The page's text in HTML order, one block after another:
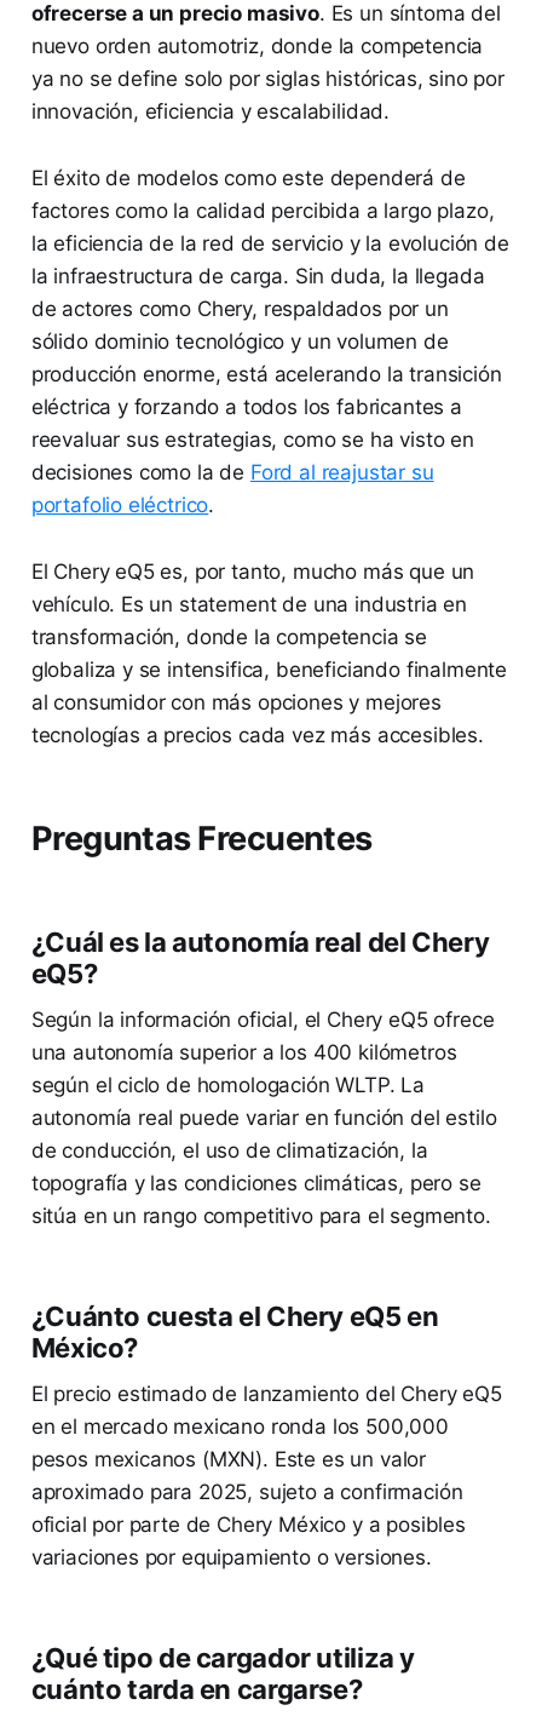
ofrecerse a un precio masivo. Es un síntoma del
nuevo orden automotriz, donde la competencia
ya no se define solo por siglas históricas, sino por
innovación, eficiencia y escalabilidad.
El éxito de modelos como este dependerá de
factores como la calidad percibida a largo plazo,
la eficiencia de la red de servicio y la evolución de
la infraestructura de carga. Sin duda, la llegada
de actores como Chery, respaldados por un
sólido dominio tecnológico y un volumen de
producción enorme, está acelerando la transición
eléctrica y forzando a todos los fabricantes a
reevaluar sus estrategias, como se ha visto en
decisiones como la de Ford al reajustar su
portafolio eléctrico.
El Chery eQ5 es, por tanto, mucho más que un
vehículo. Es un statement de una industria en
transformación, donde la competencia se
globaliza y se intensifica, beneficiando finalmente
al consumidor con más opciones y mejores
tecnologías a precios cada vez más accesibles.
Preguntas Frecuentes
¿Cuál es la autonomía real del Chery
eQ5?
Según la información oficial, el Chery eQ5 ofrece
una autonomía superior a los 400 kilómetros
según el ciclo de homologación WLTP. La
autonomía real puede variar en función del estilo
de conducción, el uso de climatización, la
topografía y las condiciones climáticas, pero se
sitúa en un rango competitivo para el segmento.
¿Cuánto cuesta el Chery eQ5 en
México?
El precio estimado de lanzamiento del Chery eQ5
en el mercado mexicano ronda los 500,000
pesos mexicanos (MXN). Este es un valor
aproximado para 2025, sujeto a confirmación
oficial por parte de Chery México y a posibles
variaciones por equipamiento o versiones.
¿Qué tipo de cargador utiliza y
cuánto tarda en cargarse?